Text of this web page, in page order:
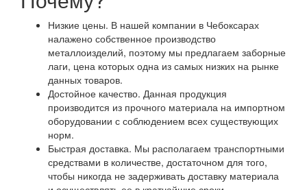
Низкие цены. В нашей компании в Чебоксарах
налажено собственное производство
металлоизделий, поэтому мы предлагаем заборные
лаги, цена которых одна из самых низких на рынке
данных товаров.
Достойное качество. Данная продукция
производится из прочного материала на импортном
оборудовании с соблюдением всех существующих
норм.
Быстрая доставка. Мы располагаем транспортными
средствами в количестве, достаточном для того,
чтобы никогда не задерживать доставку материала